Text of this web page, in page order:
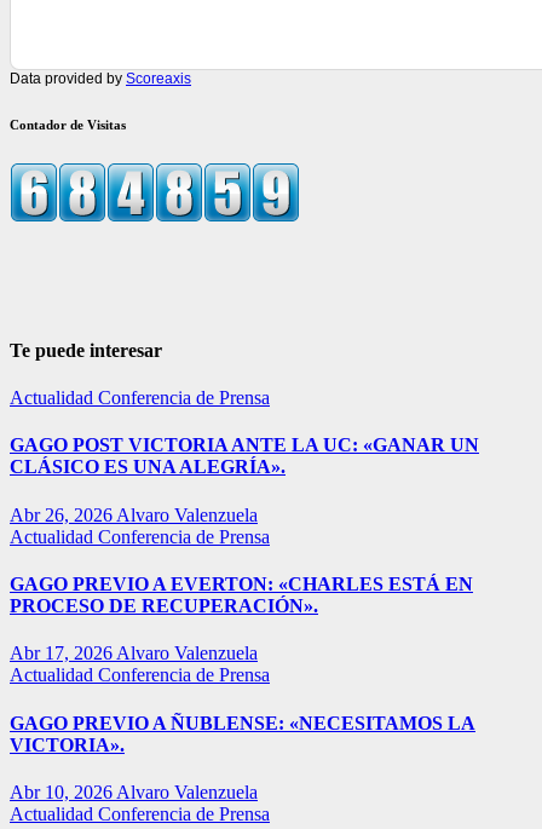
Data provided by Scoreaxis
Contador de Visitas
Te puede interesar
Actualidad Conferencia de Prensa
GAGO POST VICTORIA ANTE LA UC: «GANAR UN
CLÁSICO ES UNA ALEGRÍA».
Abr 26, 2026 Alvaro Valenzuela
Actualidad Conferencia de Prensa
GAGO PREVIO A EVERTON: «CHARLES ESTÁ EN
PROCESO DE RECUPERACIÓN».
Abr 17, 2026 Alvaro Valenzuela
Actualidad Conferencia de Prensa
GAGO PREVIO A ÑUBLENSE: «NECESITAMOS LA
VICTORIA».
Abr 10, 2026 Alvaro Valenzuela
Actualidad Conferencia de Prensa